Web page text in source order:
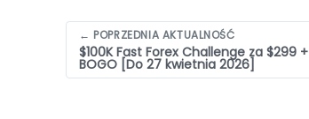
Nawigacja
wpisów
← POPRZEDNIA AKTUALNOŚĆ
$100K Fast Forex Challenge za $299 +
BOGO [Do 27 kwietnia 2026]